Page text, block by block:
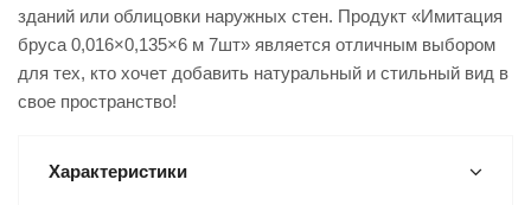
зданий или облицовки наружных стен. Продукт «Имитация
бруса 0,016×0,135×6 м 7шт» является отличным выбором
для тех, кто хочет добавить натуральный и стильный вид в
свое пространство!
Характеристики